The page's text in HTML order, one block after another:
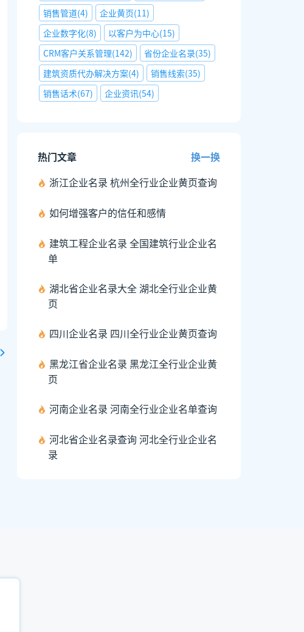
销售管道(4) 企业黄页(11)
企业数字化(8) 以客户为中心(15)
CRM客户关系管理(142) 省份企业名录(35)
建筑资质代办解决方案(4) 销售线索(35)
销售话术(67) 企业资讯(54)
热门文章
换一换
浙江企业名录 杭州全行业企业黄页查询
如何增强客户的信任和感情
建筑工程企业名录 全国建筑行业企业名
单
湖北省企业名录大全 湖北全行业企业黄
页
四川企业名录 四川全行业企业黄页查询
黑龙江省企业名录 黑龙江全行业企业黄
页
河南企业名录 河南全行业企业名单查询
河北省企业名录查询 河北全行业企业名
录